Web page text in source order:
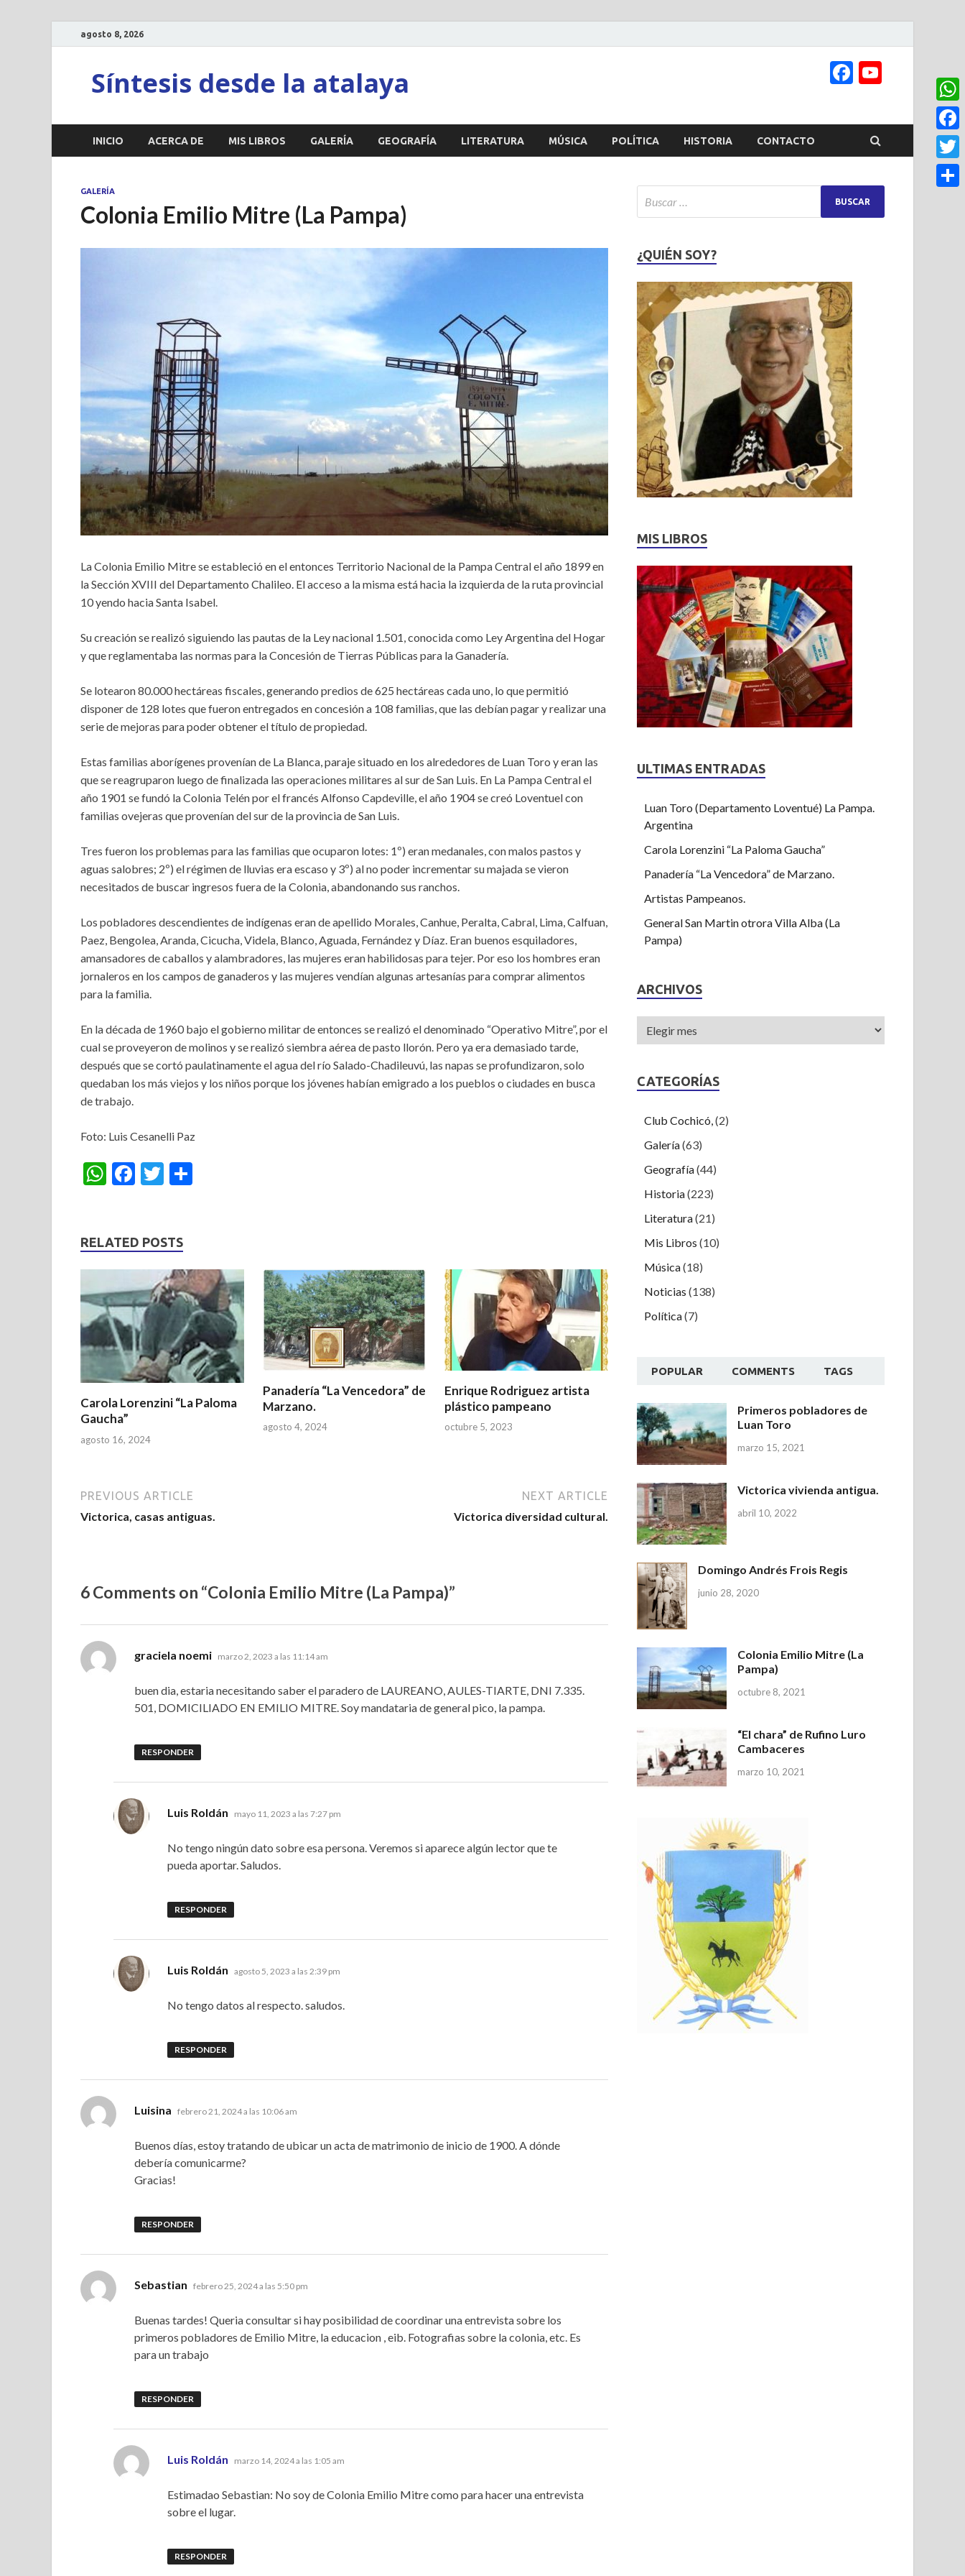
agosto 8, 2026
Síntesis desde la atalaya Facebook
Channel
INICIO ACERCA DE MIS LIBROS GALERÍA GEOGRAFÍA LITERATURA MÚSICA POLÍTICA HISTORIA CONTACTO
GALERÍA
Colonia Emilio Mitre (La Pampa)
La Colonia Emilio Mitre se estableció en el entonces Territorio Nacional de la Pampa Central el año 1899 en
la Sección XVIII del Departamento Chalileo. El acceso a la misma está hacia la izquierda de la ruta provincial
10 yendo hacia Santa Isabel.
Su creación se realizó siguiendo las pautas de la Ley nacional 1.501, conocida como Ley Argentina del Hogar
y que reglamentaba las normas para la Concesión de Tierras Públicas para la Ganadería.
Se lotearon 80.000 hectáreas fiscales, generando predios de 625 hectáreas cada uno, lo que permitió
disponer de 128 lotes que fueron entregados en concesión a 108 familias, que las debían pagar y realizar una
serie de mejoras para poder obtener el título de propiedad.
Estas familias aborígenes provenían de La Blanca, paraje situado en los alrededores de Luan Toro y eran las
que se reagruparon luego de finalizada las operaciones militares al sur de San Luis. En La Pampa Central el
año 1901 se fundó la Colonia Telén por el francés Alfonso Capdeville, el año 1904 se creó Loventuel con
familias ovejeras que provenían del sur de la provincia de San Luis.
Tres fueron los problemas para las familias que ocuparon lotes: 1º) eran medanales, con malos pastos y
aguas salobres; 2º) el régimen de lluvias era escaso y 3º) al no poder incrementar su majada se vieron
necesitados de buscar ingresos fuera de la Colonia, abandonando sus ranchos.
Los pobladores descendientes de indígenas eran de apellido Morales, Canhue, Peralta, Cabral, Lima, Calfuan,
Paez, Bengolea, Aranda, Cicucha, Videla, Blanco, Aguada, Fernández y Díaz. Eran buenos esquiladores,
amansadores de caballos y alambradores, las mujeres eran habilidosas para tejer. Por eso los hombres eran
jornaleros en los campos de ganaderos y las mujeres vendían algunas artesanías para comprar alimentos
para la familia.
En la década de 1960 bajo el gobierno militar de entonces se realizó el denominado “Operativo Mitre”, por el
cual se proveyeron de molinos y se realizó siembra aérea de pasto llorón. Pero ya era demasiado tarde,
después que se cortó paulatinamente el agua del río Salado-Chadileuvú, las napas se profundizaron, solo
quedaban los más viejos y los niños porque los jóvenes habían emigrado a los pueblos o ciudades en busca
de trabajo.
Foto: Luis Cesanelli Paz
W
s
A
p
p
F
b
o
o
k
T
er
RELATED POSTS
Carola Lorenzini “La Paloma
Gaucha”
agosto 16, 2024
Panadería “La Vencedora” de
Marzano.
agosto 4, 2024
Enrique Rodriguez artista
plástico pampeano
octubre 5, 2023
PREVIOUS ARTICLE
Victorica, casas antiguas.
NEXT ARTICLE
Victorica diversidad cultural.
6 Comments on “Colonia Emilio Mitre (La Pampa)”
graciela noemi marzo 2, 2023 a las 11:14 am
buen dia, estaria necesitando saber el paradero de LAUREANO, AULES-TIARTE, DNI 7.335.
501, DOMICILIADO EN EMILIO MITRE. Soy mandataria de general pico, la pampa.
RESPONDER
Luis Roldán mayo 11, 2023 a las 7:27 pm
No tengo ningún dato sobre esa persona. Veremos si aparece algún lector que te
pueda aportar. Saludos.
RESPONDER
Luis Roldán dice:
agosto 5, 2023 a las 2:39 pm
No tengo datos al respecto. saludos.
RESPONDER
Luisina dice:
febrero 21, 2024 a las 10:06 am
Buenos días, estoy tratando de ubicar un acta de matrimonio de inicio de 1900. A dónde
debería comunicarme?
Gracias!
RESPONDER
Sebastian dice:
febrero 25, 2024 a las 5:50 pm
Buenas tardes! Queria consultar si hay posibilidad de coordinar una entrevista sobre los
primeros pobladores de Emilio Mitre, la educacion , eib. Fotografias sobre la colonia, etc. Es
para un trabajo
RESPONDER
Luis Roldán marzo 14, 2024 a las 1:05 am
Estimadao Sebastian: No soy de Colonia Emilio Mitre como para hacer una entrevista
sobre el lugar.
RESPONDER
¿QUIÉN SOY?
MIS LIBROS
ULTIMAS ENTRADAS
Luan Toro (Departamento Loventué) La Pampa.
Argentina
Carola Lorenzini “La Paloma Gaucha”
Panadería “La Vencedora” de Marzano.
Artistas Pampeanos.
General San Martin otrora Villa Alba (La
Pampa)
ARCHIVOS
CATEGORÍAS
Club Cochicó,(2)
Galería(63)
Geografía(44)
Historia(223)
Literatura(21)
Mis Libros (10)
Música(18)
Noticias (138)
Política(7)
POPULAR COMMENTS TAGS
Primeros pobladores de
Luan Toro
marzo 15, 2021
Victorica vivienda antigua.
abril 10, 2022
Domingo Andrés Frois Regis
junio 28, 2020
Colonia Emilio Mitre (La
Pampa)
octubre 8, 2021
“El chara” de Rufino Luro
Cambaceres
marzo 10, 2021